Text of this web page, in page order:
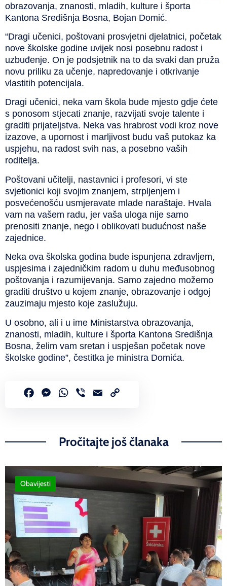
obrazovanja, znanosti, mladih, kulture i športa
Kantona Središnja Bosna, Bojan Domić.
“Dragi učenici, poštovani prosvjetni djelatnici, početak
nove školske godine uvijek nosi posebnu radost i
uzbuđenje. On je podsjetnik na to da svaki dan pruža
novu priliku za učenje, napredovanje i otkrivanje
vlastitih potencijala.
Dragi učenici, neka vam škola bude mjesto gdje ćete
s ponosom stjecati znanje, razvijati svoje talente i
graditi prijateljstva. Neka vas hrabrost vodi kroz nove
izazove, a upornost i marljivost budu vaš putokaz ka
uspjehu, na radost svih nas, a posebno vaših
roditelja.
Poštovani učitelji, nastavnici i profesori, vi ste
svjetionici koji svojim znanjem, strpljenjem i
posvećenošću usmjeravate mlade naraštaje. Hvala
vam na vašem radu, jer vaša uloga nije samo
prenositi znanje, nego i oblikovati budućnost naše
zajednice.
Neka ova školska godina bude ispunjena zdravljem,
uspjesima i zajedničkim radom u duhu međusobnog
poštovanja i razumijevanja. Samo zajedno možemo
graditi društvo u kojem znanje, obrazovanje i odgoj
zauzimaju mjesto koje zaslužuju.
U osobno, ali i u ime Ministarstva obrazovanja,
znanosti, mladih, kulture i športa Kantona Središnja
Bosna, želim vam sretan i uspješan početak nove
školske godine”, čestitka je ministra Domića.
FacebookMessenger
WhatsApp
Viber Email
Pročitajte još članaka
Obavijesti